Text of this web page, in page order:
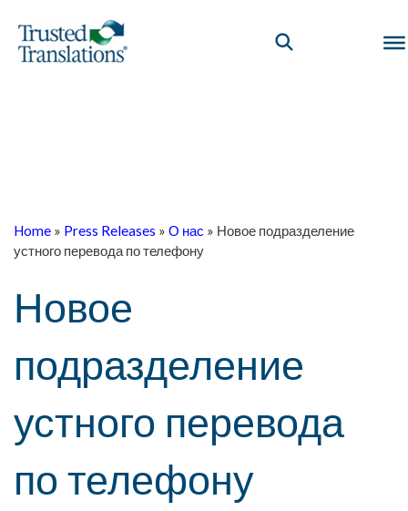
Home » Press Releases » О нас » Новое подразделение
устного перевода по телефону
Новое
подразделение
устного перевода
по телефону